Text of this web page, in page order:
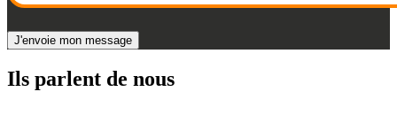
Ils parlent de nous